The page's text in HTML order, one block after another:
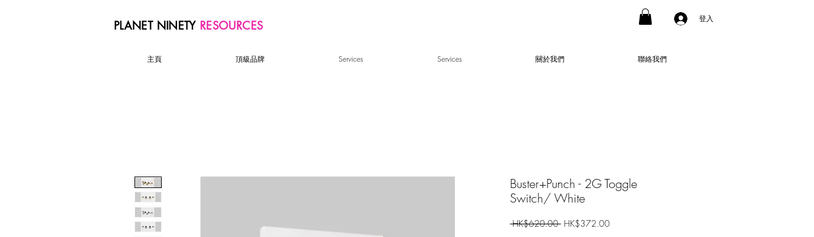
PLANET NINETY RESOURCES
登入
主頁 頂級品牌 Services Services 關於我們 聯絡我們
Buster+Punch - 2G Toggle
Switch/ White
HK$620.00 一HK$372.00促